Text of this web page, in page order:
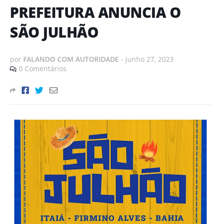
PREFEITURA ANUNCIA O
SÃO JULHÃO
por FALANDO COM AUTORIDADE - junho 27, 2023
0 Comentários